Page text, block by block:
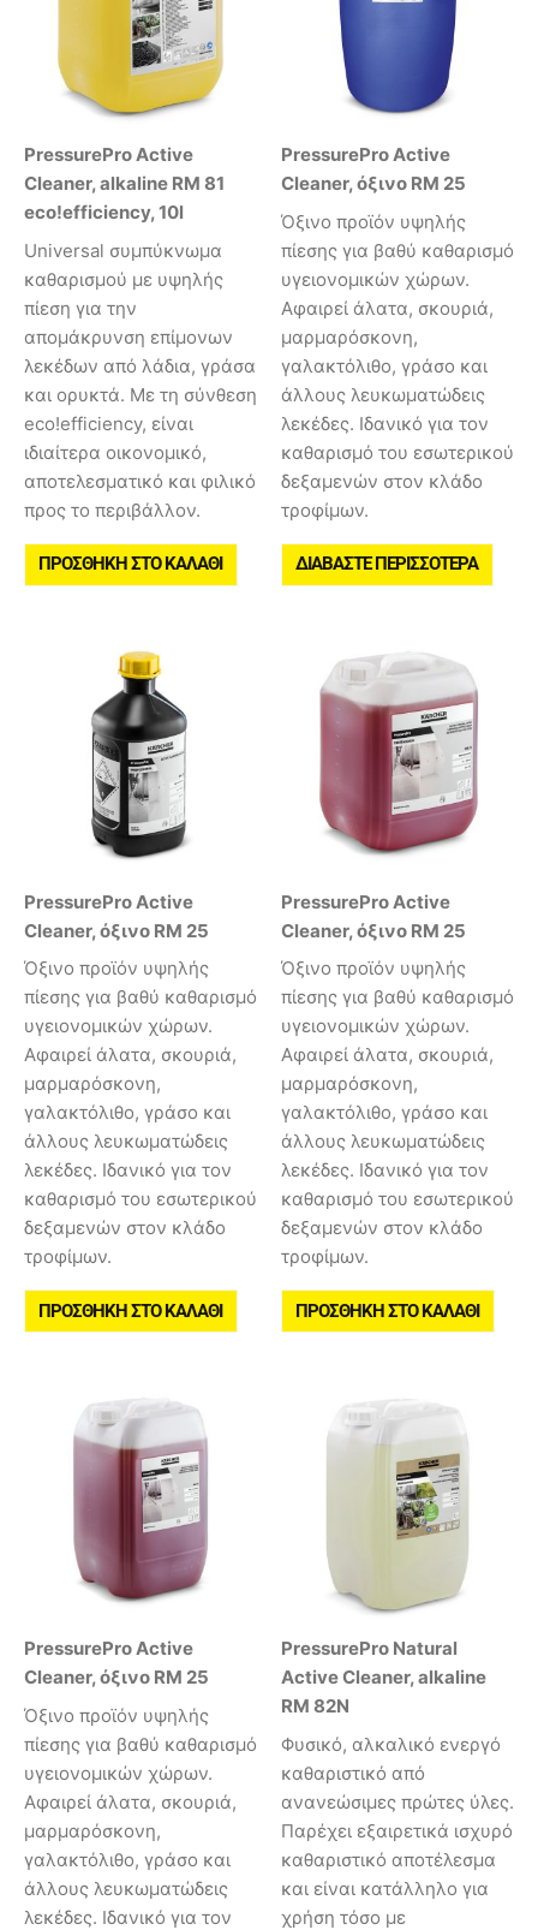
PressurePro Active
Cleaner, alkaline RM 81
eco!efficiency, 10l
Universal συμπύκνωμα
καθαρισμού με υψηλής
πίεση για την
απομάκρυνση επίμονων
λεκέδων από λάδια, γράσα
και ορυκτά. Με τη σύνθεση
eco!efficiency, είναι
ιδιαίτερα οικονομικό,
αποτελεσματικό και φιλικό
προς το περιβάλλον.
ΠΡΟΣΘΉΚΗ ΣΤΟ ΚΑΛΆΘΙ
PressurePro Active
Cleaner, όξινο RM 25
Όξινο προϊόν υψηλής
πίεσης για βαθύ καθαρισμό
υγειονομικών χώρων.
Αφαιρεί άλατα, σκουριά,
μαρμαρόσκονη,
γαλακτόλιθο, γράσο και
άλλους λευκωματώδεις
λεκέδες. Ιδανικό για τον
καθαρισμό του εσωτερικού
δεξαμενών στον κλάδο
τροφίμων.
ΔΙΑΒΆΣΤΕ ΠΕΡΙΣΣΌΤΕΡΑ
PressurePro Active
Cleaner, όξινο RM 25
Όξινο προϊόν υψηλής
πίεσης για βαθύ καθαρισμό
υγειονομικών χώρων.
Αφαιρεί άλατα, σκουριά,
μαρμαρόσκονη,
γαλακτόλιθο, γράσο και
άλλους λευκωματώδεις
λεκέδες. Ιδανικό για τον
καθαρισμό του εσωτερικού
δεξαμενών στον κλάδο
τροφίμων.
ΠΡΟΣΘΉΚΗ ΣΤΟ ΚΑΛΆΘΙ
PressurePro Active
Cleaner, όξινο RM 25
Όξινο προϊόν υψηλής
πίεσης για βαθύ καθαρισμό
υγειονομικών χώρων.
Αφαιρεί άλατα, σκουριά,
μαρμαρόσκονη,
γαλακτόλιθο, γράσο και
άλλους λευκωματώδεις
λεκέδες. Ιδανικό για τον
καθαρισμό του εσωτερικού
δεξαμενών στον κλάδο
τροφίμων.
ΠΡΟΣΘΉΚΗ ΣΤΟ ΚΑΛΆΘΙ
PressurePro Active
Cleaner, όξινο RM 25
Όξινο προϊόν υψηλής
πίεσης για βαθύ καθαρισμό
υγειονομικών χώρων.
Αφαιρεί άλατα, σκουριά,
μαρμαρόσκονη,
γαλακτόλιθο, γράσο και
άλλους λευκωματώδεις
λεκέδες. Ιδανικό για τον
PressurePro Natural
Active Cleaner, alkaline
RM 82N
Φυσικό, αλκαλικό ενεργό
καθαριστικό από
ανανεώσιμες πρώτες ύλες.
Παρέχει εξαιρετικά ισχυρό
καθαριστικό αποτέλεσμα
και είναι κατάλληλο για
χρήση τόσο με